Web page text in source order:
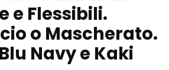
e Flessibili.
o Mascherato.
Navy e Kaki